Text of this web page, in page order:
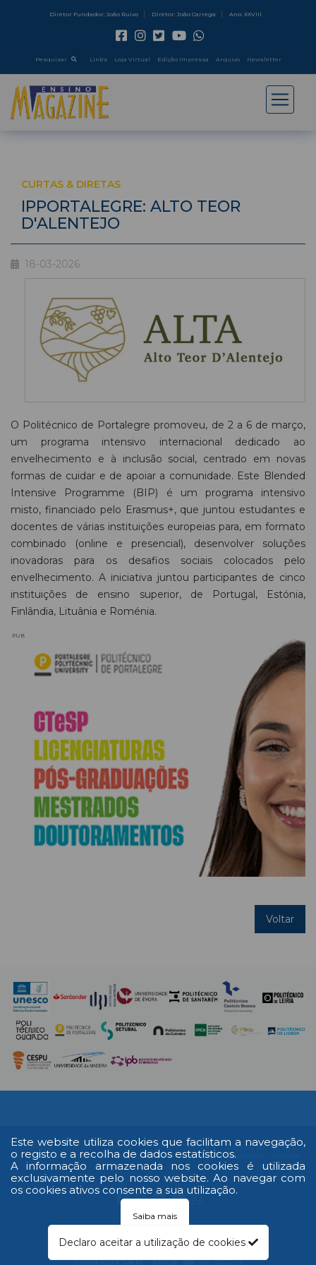
Este website utiliza cookies que facilitam a navegação,
o registo e a recolha de dados estatísticos.
A informação armazenada nos cookies é utilizada
exclusivamente pelo nosso website. Ao navegar com
os cookies ativos consente a sua utilização.
Saiba mais
Declaro aceitar a utilização de cookies
Diretor Fundador: João Ruivo Diretor: João Carrega Ano: XXVIII
Pesquisar Link's Loja Virtual Edição Impressa Arquivo Newsletter
CURTAS & DIRETAS
IPPORTALEGRE: ALTO TEOR
D'ALENTEJO
18-03-2026
O Politécnico de Portalegre promoveu, de 2 a 6 de março,
um programa intensivo internacional dedicado ao
envelhecimento e à inclusão social, centrado em novas
formas de cuidar e de apoiar a comunidade. Este Blended
Intensive Programme (BIP) é um programa intensivo
misto, financiado pelo Erasmus+, que juntou estudantes e
docentes de várias instituições europeias para, em formato
combinado (online e presencial), desenvolver soluções
inovadoras para os desafios sociais colocados pelo
envelhecimento. A iniciativa juntou participantes de cinco
instituições de ensino superior, de Portugal, Estónia,
Finlândia, Lituânia e Roménia.
PUB
Voltar
Multimédia
Edição
Impressa
Livro de
reclamações
RAL
Termos e
Condições
Política de
Privacidade
Ficha
© 2026 Todos os direitos reservados